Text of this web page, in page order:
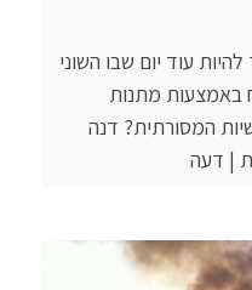
עוד יום שבו השוני
באמצעות מתנות
המסורתית? דנה
| דעה